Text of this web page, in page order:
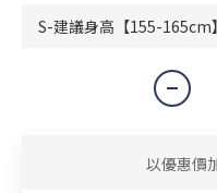
以優惠價